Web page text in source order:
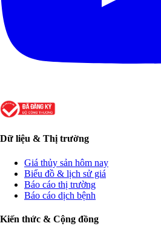
Dữ liệu & Thị trường
Giá thủy sản hôm nay
Biểu đồ & lịch sử giá
Báo cáo thị trường
Báo cáo dịch bệnh
Kiến thức & Cộng đồng